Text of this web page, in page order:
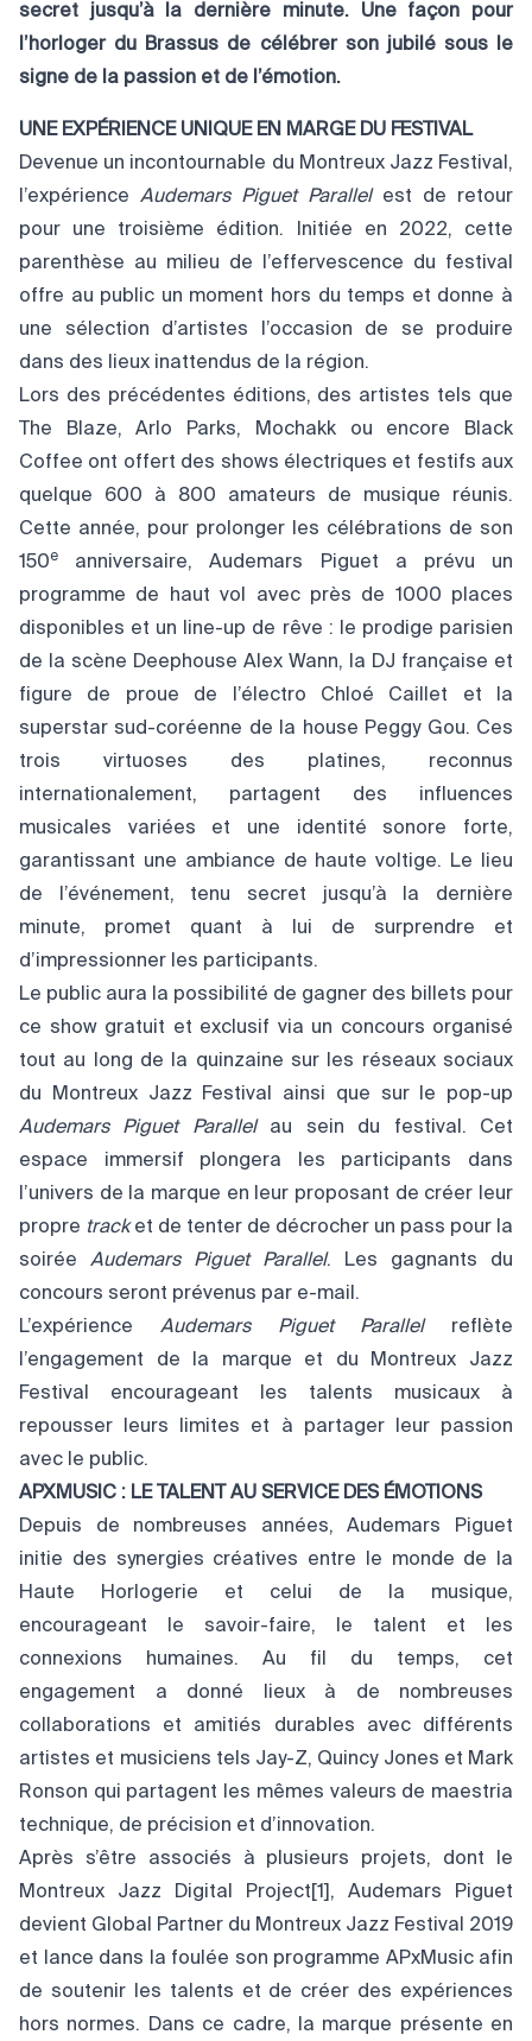
secret jusqu’à la dernière minute. Une façon pour
l’horloger du Brassus de célébrer son jubilé sous le
signe de la passion et de l’émotion.
UNE EXPÉRIENCE UNIQUE EN MARGE DU FESTIVAL
Devenue un incontournable du Montreux Jazz Festival,
l’expérience Audemars Piguet Parallelest de retour
pour une troisième édition. Initiée en 2022, cette
parenthèse au milieu de l’effervescence du festival
offre au public un moment hors du temps et donne à
une sélection d’artistes l’occasion de se produire
dans des lieux inattendus de la région.
Lors des précédentes éditions, des artistes tels que
The Blaze, Arlo Parks, Mochakk ou encore Black
Coffee ont offert des shows électriques et festifs aux
quelque 600 à 800 amateurs de musique réunis.
Cette année, pour prolonger les célébrations de son
150e
anniversaire, Audemars Piguet a prévu un
programme de haut vol avec près de 1000 places
disponibles et un line-up de rêve : le prodige parisien
de la scène Deephouse Alex Wann, la DJ française et
figure de proue de l’électro Chloé Caillet et la
superstar sud-coréenne de la house Peggy Gou. Ces
trois virtuoses des platines, reconnus
internationalement, partagent des influences
musicales variées et une identité sonore forte,
garantissant une ambiance de haute voltige. Le lieu
de l’événement, tenu secret jusqu’à la dernière
minute, promet quant à lui de surprendre et
d’impressionner les participants.
Le public aura la possibilité de gagner des billets pour
ce show gratuit et exclusif via un concours organisé
tout au long de la quinzaine sur les réseaux sociaux
du Montreux Jazz Festival ainsi que sur le pop-up
Audemars Piguet Parallelau sein du festival. Cet
espace immersif plongera les participants dans
l’univers de la marque en leur proposant de créer leur
propre tracket de tenter de décrocher un pass pour la
soirée Audemars Piguet Parallel. Les gagnants du
concours seront prévenus par e-mail.
L’expérience Audemars Piguet Parallelreflète
l’engagement de la marque et du Montreux Jazz
Festival encourageant les talents musicaux à
repousser leurs limites et à partager leur passion
avec le public.
APXMUSIC : LE TALENT AU SERVICE DES ÉMOTIONS
Depuis de nombreuses années, Audemars Piguet
initie des synergies créatives entre le monde de la
Haute Horlogerie et celui de la musique,
encourageant le savoir-faire, le talent et les
connexions humaines. Au fil du temps, cet
engagement a donné lieux à de nombreuses
collaborations et amitiés durables avec différents
artistes et musiciens tels Jay-Z, Quincy Jones et Mark
Ronson qui partagent les mêmes valeurs de maestria
technique, de précision et d’innovation.
Après s’être associés à plusieurs projets, dont le
Montreux Jazz Digital Project [1] , Audemars Piguet
devient Global Partner du Montreux Jazz Festival 2019
et lance dans la foulée son programme APxMusic afin
de soutenir les talents et de créer des expériences
hors normes. Dans ce cadre, la marque présente en